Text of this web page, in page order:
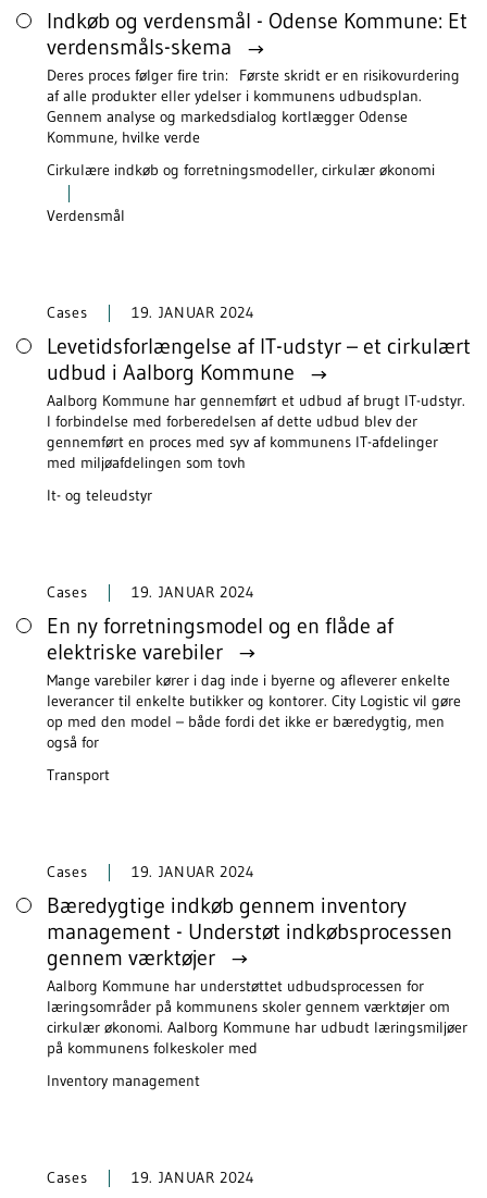
Indkøb og verdensmål - Odense Kommune: Et
verdensmåls-skema
Deres proces følger fire trin: Første skridt er en risikovurdering
af alle produkter eller ydelser i kommunens udbudsplan.
Gennem analyse og markedsdialog kortlægger Odense
Kommune, hvilke verde
Cirkulære indkøb og forretningsmodeller, cirkulær økonomi
Verdensmål
Cases 19. JANUAR 2024
Levetidsforlængelse af IT-udstyr – et cirkulært
udbud i Aalborg Kommune
Aalborg Kommune har gennemført et udbud af brugt IT-udstyr.
I forbindelse med forberedelsen af dette udbud blev der
gennemført en proces med syv af kommunens IT-afdelinger
med miljøafdelingen som tovh
It- og teleudstyr
Cases 19. JANUAR 2024
En ny forretningsmodel og en flåde af
elektriske varebiler
Mange varebiler kører i dag inde i byerne og afleverer enkelte
leverancer til enkelte butikker og kontorer. City Logistic vil gøre
op med den model – både fordi det ikke er bæredygtig, men
også for
Transport
Cases 19. JANUAR 2024
Bæredygtige indkøb gennem inventory
management - Understøt indkøbsprocessen
gennem værktøjer
Aalborg Kommune har understøttet udbudsprocessen for
læringsområder på kommunens skoler gennem værktøjer om
cirkulær økonomi. Aalborg Kommune har udbudt læringsmiljøer
på kommunens folkeskoler med
Inventory management
Cases 19. JANUAR 2024